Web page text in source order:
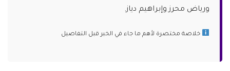
ورياض محرز وإبراهيم دياز.
خلاصة مختصرة لأهم ما جاء في الخبر قبل التفاصيل